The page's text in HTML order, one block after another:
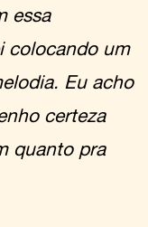
essa
colocando um
Eu acho
certeza
quanto pra